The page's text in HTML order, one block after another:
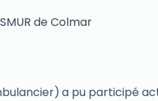
de Colmar
a pu participé